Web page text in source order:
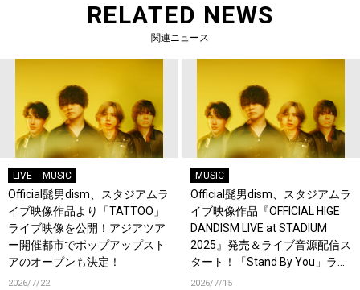
RELATED NEWS
関連ニュース
LIVE MUSIC
Official髭男dism、スタジアムラ
イブ映像作品より「TATTOO」
ライブ映像を公開！アジアツア
ー開催都市でポップアップスト
アのオープンも決定！
2026/7/22
MUSIC
Official髭男dism、スタジアムラ
イブ映像作品『OFFICIAL HIGE
DANDISM LIVE at STADIUM
2025』発売＆ライブ音源配信ス
タート！「Stand By You」ライ
ブ映像を公開！
2026/7/15